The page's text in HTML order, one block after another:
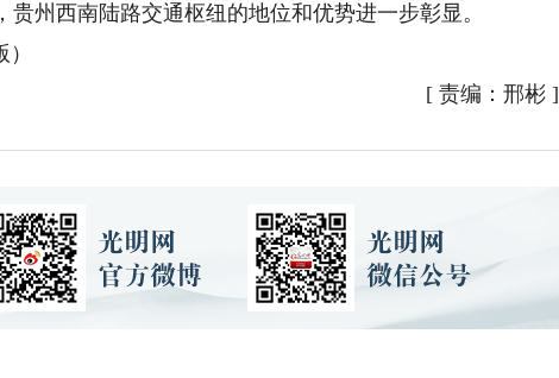
州西南陆路交通枢纽的地位和优势进一步彰显。
[ 责编：邢彬]